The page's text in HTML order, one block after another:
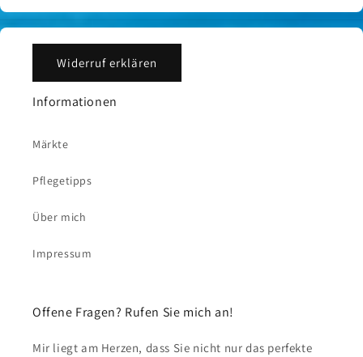
Widerruf erklären
Informationen
Märkte
Pflegetipps
Über mich
Impressum
Offene Fragen? Rufen Sie mich an!
Mir liegt am Herzen, dass Sie nicht nur das perfekte